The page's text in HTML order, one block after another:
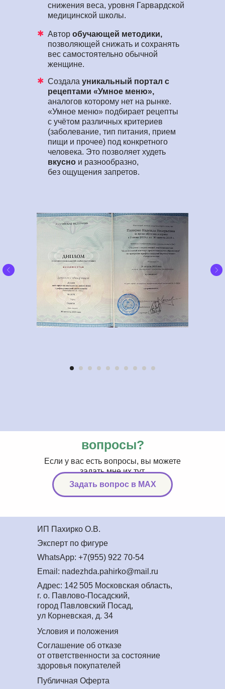
снижения веса, уровня Гарвардской
медицинской школы.
Автор обучающей методики,
позволяющей снижать и сохранять
вес самостоятельно обычной
женщине.
Создала уникальный портал с
рецептами «Умное меню»,
аналогов которому нет на рынке.
«Умное меню» подбирает рецепты
с учётом различных критериев
(заболевание, тип питания, прием
пищи и прочее) под конкретного
человека. Это позволяет худеть
вкусно и разнообразно,
без ощущения запретов.
✱
✱
КУПИТЬ КНИГУ САЛАТОВ
вопросы?
Если у вас есть вопросы, вы можете
задать мне их тут.
Задать вопрос в MAX
Условия и положения
ИП Пахирко О.В.
Эксперт по фигуре
WhatsApp: +7(955) 922 70-54
Email: nadezhda.pahirko@mail.ru
Адрес: 142 505 Московская область,
г. о. Павлово-Посадский,
город Павловский Посад,
ул Корневская, д. 34
Соглашение об отказе
от ответственности за состояние
здоровья покупателей
Публичная Оферта